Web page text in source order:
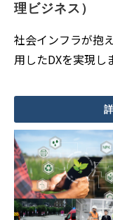
理ビジネス）
社会インフラが抱
用したDXを実現し